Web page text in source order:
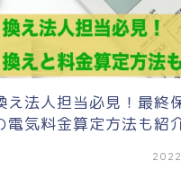
え法人担当必見！最終
電気料金算定方法も紹
2022